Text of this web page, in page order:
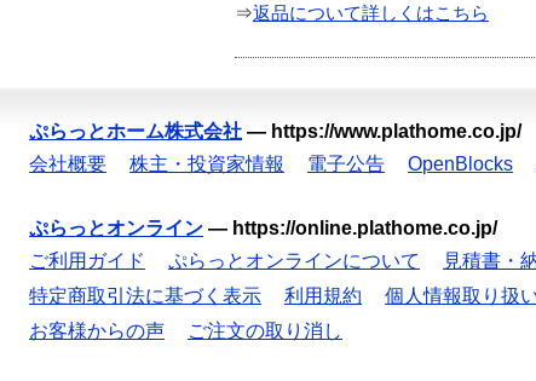
⇒返品について詳しくはこちら
ぷらっとホーム株式会社 — https://www.plathome.co.jp/
会社概要
株主・投資家情報 電子公告 OpenBlocks
ぷらっとオンライン — https://online.plathome.co.jp/
ご利用ガイド
ぷらっとオンラインについて 見積書・
特定商取引法に基づく表示
利用規約 個人情報取り扱
お客様からの声
ご注文の取り消し